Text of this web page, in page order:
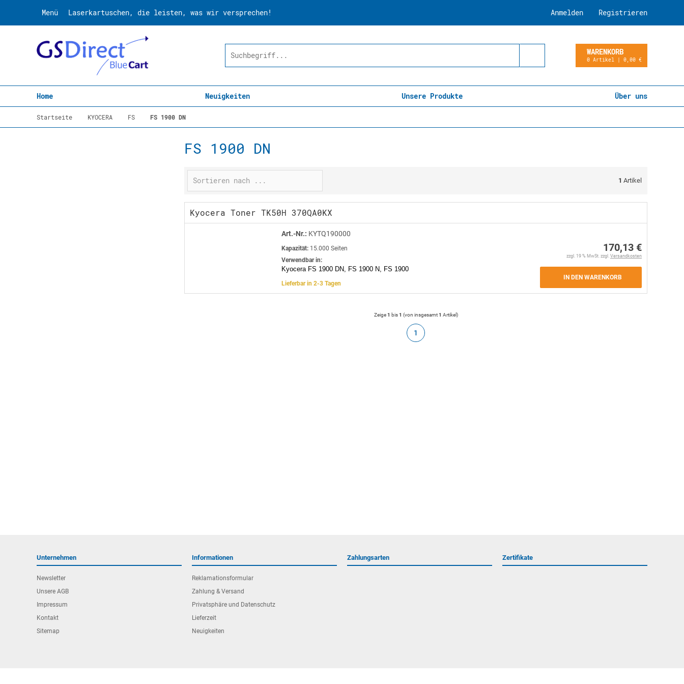
Menü Laserkartuschen, die leisten, was wir versprechen! Registrieren
Anmelden
WARENKORB
0 Artikel | 0,00 €
Home Neuigkeiten Unsere Produkte Über uns
Startseite KYOCERA FS FS 1900 DN
FS 1900 DN
1 Artikel
Kyocera Toner TK50H 370QA0KX
Art.-Nr.: KYTQ190000
Kapazität: 15.000 Seiten
Verwendbar in:
Kyocera FS 1900 DN, FS 1900 N, FS 1900
Lieferbar in 2-3 Tagen
170,13 €
zzgl. 19 % MwSt. zzgl. Versandkosten
IN DEN WARENKORB
Zeige1 bis1 (von insgesamt1 Artikel)
1
Unternehmen
Newsletter
Unsere AGB
Impressum
Kontakt
Sitemap
Informationen
Reklamationsformular
Zahlung & Versand
Privatsphäre und Datenschutz
Lieferzeit
Neuigkeiten
Zahlungsarten Zertifikate